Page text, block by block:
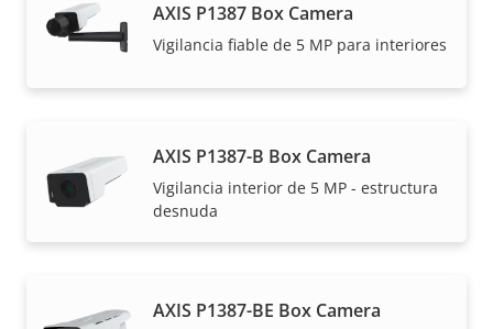
AXIS P1387 Box Camera
Vigilancia fiable de 5 MP para interiores
AXIS P1387-B Box Camera
Vigilancia interior de 5 MP - estructura
desnuda
AXIS P1387-BE Box Camera